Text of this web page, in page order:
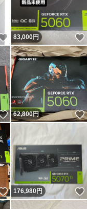
いいね！
83,000円
いいね！
62,800円
いいね！
176,980円